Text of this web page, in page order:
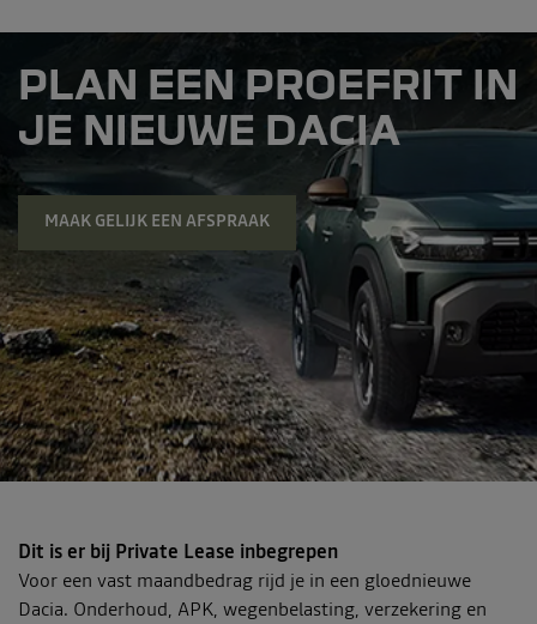
PLAN EEN PROEFRIT IN
JE NIEUWE DACIA
MAAK GELIJK EEN AFSPRAAK
Dit is er bij Private Lease inbegrepen
Voor een vast maandbedrag rijd je in een gloednieuwe
Dacia. Onderhoud, APK, wegenbelasting, verzekering en